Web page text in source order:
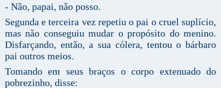
- Não, papai, não posso.
Segunda e terceira vez repetiu o pai o cruel suplício,
mas não conseguiu mudar o propósito do menino.
Disfarçando, então, a sua cólera, tentou o bárbaro
pai outros meios.
Tomando em seus braços o corpo extenuado do
pobrezinho, disse: